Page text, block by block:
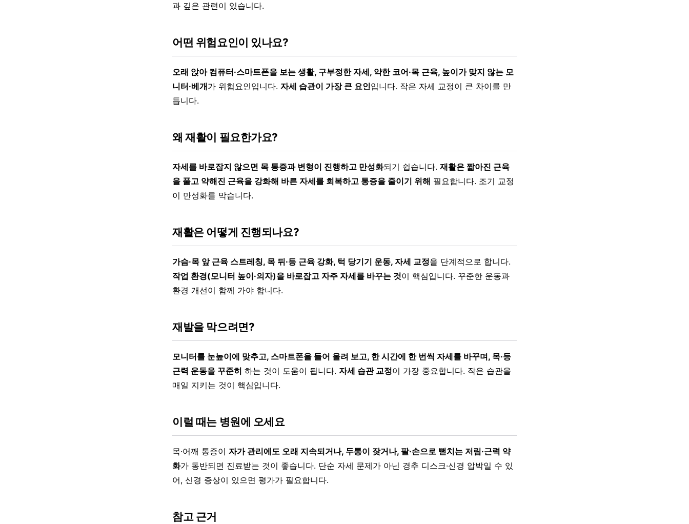
과 깊은 관련이 있습니다.
어떤 위험요인이 있나요?
오래 앉아 컴퓨터·스마트폰을 보는 생활, 구부정한 자세, 약한 코어·목 근육, 높이가 맞지 않는 모
니터·베개가 위험요인입니다. 자세 습관이 가장 큰 요인입니다. 작은 자세 교정이 큰 차이를 만
듭니다.
왜 재활이 필요한가요?
자세를 바로잡지 않으면 목 통증과 변형이 진행하고 만성화되기 쉽습니다. 재활은 짧아진 근육
을 풀고 약해진 근육을 강화해 바른 자세를 회복하고 통증을 줄이기 위해 필요합니다. 조기 교정
이 만성화를 막습니다.
재활은 어떻게 진행되나요?
가슴·목 앞 근육 스트레칭, 목 뒤·등 근육 강화, 턱 당기기 운동, 자세 교정을 단계적으로 합니다.
작업 환경(모니터 높이·의자)을 바로잡고 자주 자세를 바꾸는 것이 핵심입니다. 꾸준한 운동과
환경 개선이 함께 가야 합니다.
재발을 막으려면?
모니터를 눈높이에 맞추고, 스마트폰을 들어 올려 보고, 한 시간에 한 번씩 자세를 바꾸며, 목·등
근력 운동을 꾸준히 하는 것이 도움이 됩니다. 자세 습관 교정이 가장 중요합니다. 작은 습관을
매일 지키는 것이 핵심입니다.
이럴 때는 병원에 오세요
목·어깨 통증이 자가 관리에도 오래 지속되거나, 두통이 잦거나, 팔·손으로 뻗치는 저림·근력 약
화가 동반되면 진료받는 것이 좋습니다. 단순 자세 문제가 아닌 경추 디스크·신경 압박일 수 있
어, 신경 증상이 있으면 평가가 필요합니다.
참고 근거